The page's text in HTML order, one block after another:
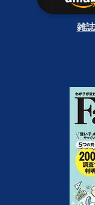
雑